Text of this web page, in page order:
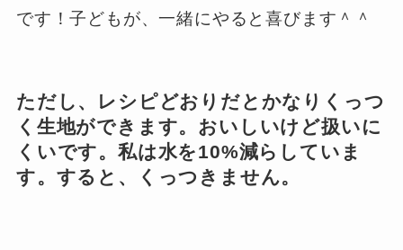
です！子どもが、一緒にやると喜びます＾＾
ただし、レシピどおりだとかなりくっつ
く生地ができます。おいしいけど扱いに
くいです。私は水を10%減らしていま
す。すると、くっつきません。